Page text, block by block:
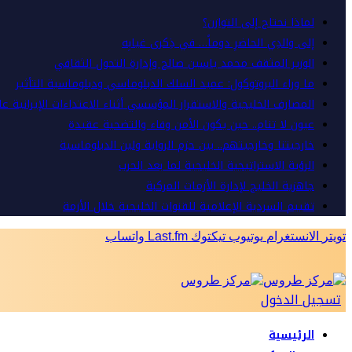
لماذا نحتاج إلى التوازن؟
إلى والدِي الحاضرِ دوماً… في ذِكرى غيابِه
الوزير المثقف محمد ياسين صالح وإدارة التحول الثقافي
ما وراء البروتوكول: عميد السلك الدبلوماسي ودبلوماسية التأثير
المصارف الخليجية والاستقرار المؤسسي أثناء الاعتداءات
عيون لا تنام.. حين يكون الأمن وفاء والتضحية عقيدة
خارجيتنا وخارجيتهم.. بين حزم الرواية ولين الدبلوماسية
الرؤية الاستراتيجية الخليجية لما بعد الحرب
جاهزية الخليج لإدارة الأزمات المركبة
تقييم السردية الإعلامية للقنوات الخليجية خلال الأزمة
تويتر الانستغرام يوتيوب تيكتوك Last.fm واتساب
تسجيل الدخول
الرئيسية